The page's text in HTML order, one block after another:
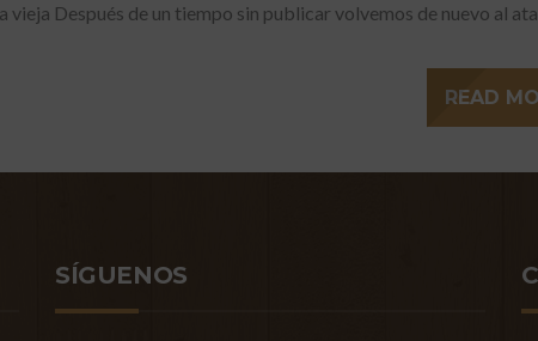
Después de un tiempo sin publicar volvemos de nuevo al
READ
SÍGUENOS